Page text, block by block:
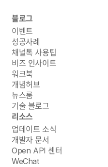
블로그
이벤트
성공사례
채널톡 사용팁
비즈 인사이트
워크북
개념허브
뉴스룸
기술 블로그
리소스
업데이트 소식
개발자 문서
Open API 센터
WeChat